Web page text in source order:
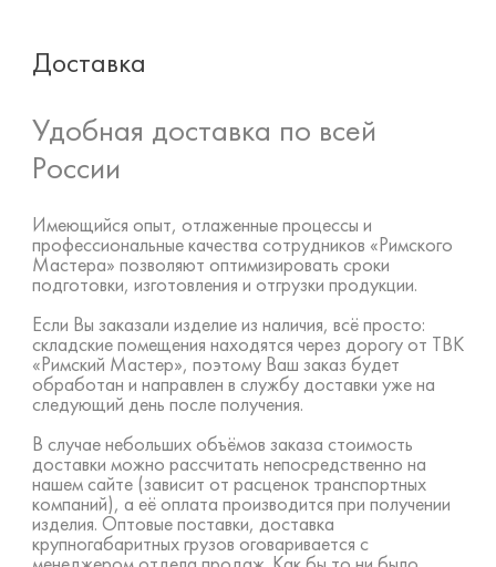
Доставка
Удобная доставка по всей
России
Имеющийся опыт, отлаженные процессы и
профессиональные качества сотрудников «Римского
Мастера» позволяют оптимизировать сроки
подготовки, изготовления и отгрузки продукции.
Если Вы заказали изделие из наличия, всё просто:
складские помещения находятся через дорогу от ТВК
«Римский Мастер», поэтому Ваш заказ будет
обработан и направлен в службу доставки уже на
следующий день после получения.
В случае небольших объёмов заказа стоимость
доставки можно рассчитать непосредственно на
нашем сайте (зависит от расценок транспортных
компаний), а её оплата производится при получении
изделия. Оптовые поставки, доставка
крупногабаритных грузов оговаривается с